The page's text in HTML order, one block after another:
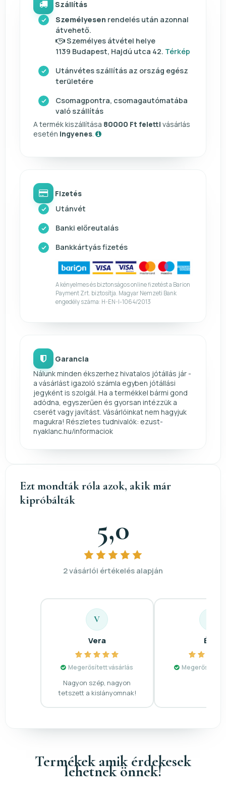
Szállítás
Személyesen rendelés után azonnal
átvehető.
Személyes átvétel helye
1139 Budapest, Hajdú utca 42. Térkép
Utánvétes szállítás az ország egész
területére
Csomagpontra, csomagautómatába
való szállítás
A termék kiszállítása 80000 Ft feletti vásárlás
esetén ingyenes
Fizetés
Utánvét
Banki előreutalás
Bankkártyás fizetés
A kényelmes és biztonságos online fizetést a Barion
Payment Zrt. biztosítja. Magyar Nemzeti Bank
engedély száma: H-EN-I-1064/2013
Garancia
Nálunk minden ékszerhez hivatalos jótállás jár -
a vásárlást igazoló számla egyben jótállási
jegyként is szolgál. Ha a termékkel bármi gond
adódna, egyszerűen és gyorsan intézzük a
cserét vagy javítást. Vásárlóinkat nem hagyjuk
magukra! Részletes tudnivalók: ezust-
nyaklanc.hu/informaciok
Ezt mondták róla azok, akik már
kipróbálták
5,0
2 vásárlói értékelés alapján
V
Vera
Megerősített vásárlás
Nagyon szép, nagyon
tetszett a kislányomnak!
Éva
Megerősített
Termékek amik érdekesek
lehetnek önnek!